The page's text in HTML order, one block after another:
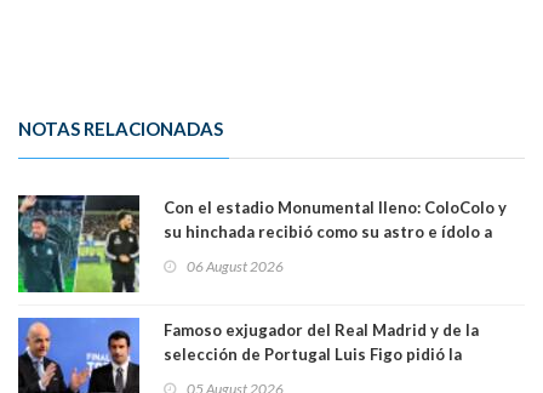
NOTAS RELACIONADAS
Con el estadio Monumental lleno: ColoColo y
su hinchada recibió como su astro e ídolo a
06 August 2026
Famoso exjugador del Real Madrid y de la
selección de Portugal Luis Figo pidió la
05 August 2026